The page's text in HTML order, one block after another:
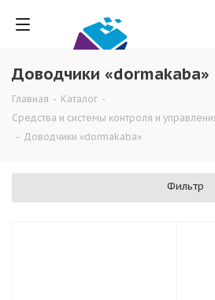
Доводчики «dormakaba»
Главная - Каталог -
Средства и системы контроля и
- Доводчики «dormakaba»
Фильтр